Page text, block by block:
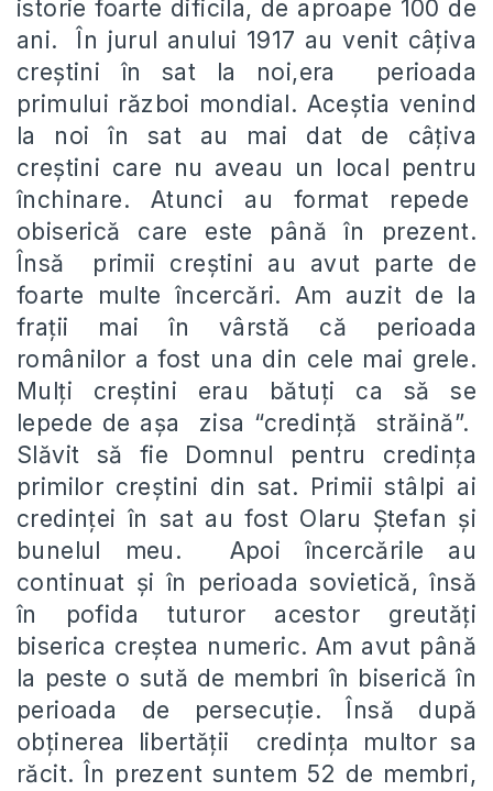
istorie foarte dificila, de aproape 100 de
ani. În jurul anului 1917 au venit câțiva
creștini în sat la noi,era perioada
primului război mondial. Aceștia venind
la noi în sat au mai dat de câțiva
creștini care nu aveau un local pentru
închinare. Atunci au format repede
obiserică care este până în prezent.
Însă primii creștini au avut parte de
foarte multe încercări. Am auzit de la
frații mai în vârstă că perioada
românilor a fost una din cele mai grele.
Mulți creștini erau bătuți ca să se
lepede de așa zisa “credință străină”.
Slăvit să fie Domnul pentru credința
primilor creștini din sat. Primii stâlpi ai
credinței în sat au fost Olaru Ștefan și
bunelul meu. Apoi încercările au
continuat și în perioada sovietică, însă
în pofida tuturor acestor greutăți
biserica creștea numeric. Am avut până
la peste o sută de membri în biserică în
perioada de persecuție. Însă după
obținerea libertății credința multor sa
răcit. În prezent suntem 52 de membri,